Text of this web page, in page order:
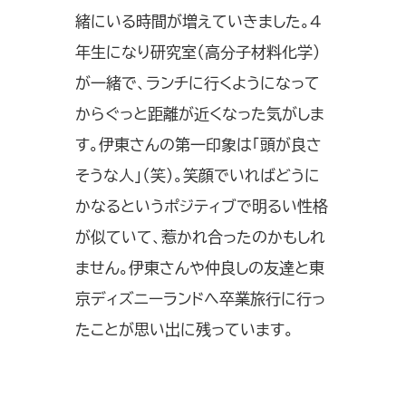
緒にいる時間が増えていきました。4
年生になり研究室（高分子材料化学）
が一緒で、ランチに行くようになって
からぐっと距離が近くなった気がしま
す。伊東さんの第一印象は「頭が良さ
そうな人」（笑）。笑顔でいればどうに
かなるというポジティブで明るい性格
が似ていて、惹かれ合ったのかもしれ
ません。伊東さんや仲良しの友達と東
京ディズニーランドへ卒業旅行に行っ
たことが思い出に残っています。